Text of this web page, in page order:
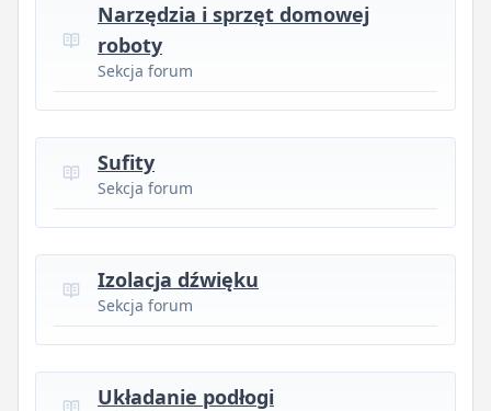
Narzędzia i sprzęt domowej
roboty
Sekcja forum
Sufity
Sekcja forum
Izolacja dźwięku
Sekcja forum
Układanie podłogi